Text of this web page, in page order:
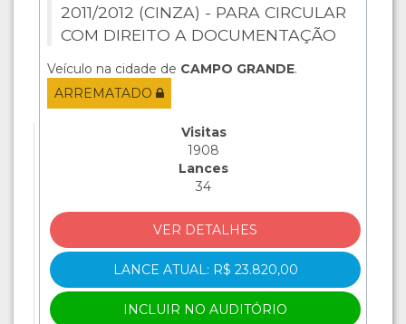
2011/2012 (CINZA) - PARA CIRCULAR
COM DIREITO A DOCUMENTAÇÃO
Veículo na cidade de CAMPO GRANDE.
ARREMATADO
Visitas
1908
Lances
34
VER DETALHES
LANCE ATUAL: R$ 23.820,00
INCLUIR NO AUDITÓRIO